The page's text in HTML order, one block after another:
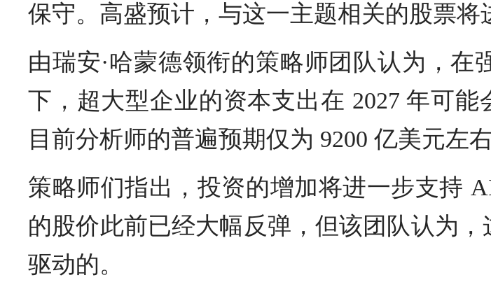
保守。高盛预计，与这一主题相关的股票将
由瑞安·哈蒙德领衔的策略师团队认为，
下，超大型企业的资本支出在 2027 年可能
目前分析师的普遍预期仅为 9200 亿美元左右
策略师们指出，投资的增加将进一步支持
的股价此前已经大幅反弹，但该团队认为
驱动的。